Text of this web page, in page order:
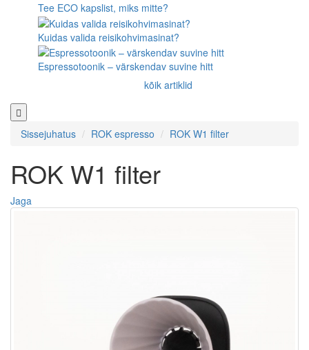
Tee ECO kapslist, miks mitte?
Kuidas valida reisikohvimasinat?
Espressotoonik – värskendav suvine hitt
kõik artiklid
Sissejuhatus ROK espresso ROK W1 filter
ROK W1 filter
Jaga